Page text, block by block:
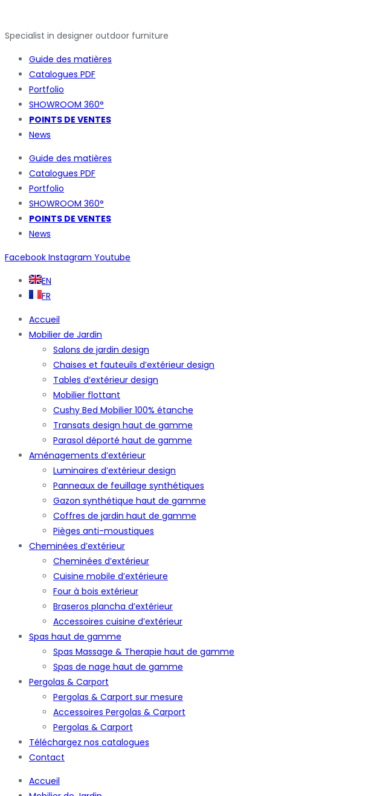
Specialist in designer outdoor furniture
Guide des matières
Catalogues PDF
Portfolio
SHOWROOM 360°
POINTS DE VENTES
News
Guide des matières
Catalogues PDF
Portfolio
SHOWROOM 360°
POINTS DE VENTES
News
Facebook Instagram Youtube
EN
FR
Accueil
Mobilier de Jardin
Salons de jardin design
Chaises et fauteuils d’extérieur design
Tables d’extérieur design
Mobilier flottant
Cushy Bed Mobilier 100% étanche
Transats design haut de gamme
Parasol déporté haut de gamme
Aménagements d’extérieur
Luminaires d’extérieur design
Panneaux de feuillage synthétiques
Gazon synthétique haut de gamme
Coffres de jardin haut de gamme
Pièges anti-moustiques
Cheminées d’extérieur
Cheminées d’extérieur
Cuisine mobile d’extérieure
Four à bois extérieur
Braseros plancha d’extérieur
Accessoires cuisine d’extérieur
Spas haut de gamme
Spas Massage & Therapie haut de gamme
Spas de nage haut de gamme
Pergolas & Carport
Pergolas & Carport sur mesure
Accessoires Pergolas & Carport
Pergolas & Carport
Téléchargez nos catalogues
Contact
Accueil